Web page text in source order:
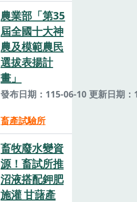
農業部「第35
屆全國十大神
農及模範農民
選拔表揚計
畫」
發布日期：115-06-10 更新日期
畜產試驗所
畜牧廢水變資
源！畜試所推
沼液搭配鉀肥
施灌 甘藷產